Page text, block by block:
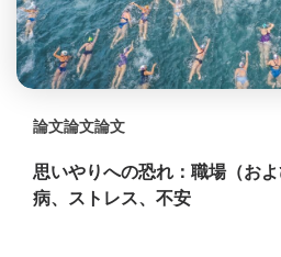
論文論文論文
思いやりへの恐れ：職場（お
病、ストレス、不安